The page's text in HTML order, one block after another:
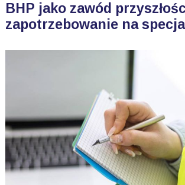
BHP jako zawód
zapotrzebowanie na